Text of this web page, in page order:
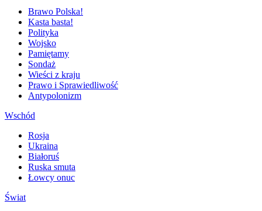
Brawo Polska!
Kasta basta!
Polityka
Wojsko
Pamiętamy
Sondaż
Wieści z kraju
Prawo i Sprawiedliwość
Antypolonizm
Wschód
Rosja
Ukraina
Białoruś
Ruska smuta
Łowcy onuc
Świat